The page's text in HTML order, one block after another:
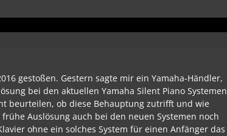
gestoßen. Gestern sagte mir ein Yamaha-Händler,
bei den aktuellen Yamaha Silent Piano Systemen
beurteilen, ob diese Behauptung zutrifft und wie
Auslösung auch bei den neuen Systemen noch
ohne ein solches System für einen Anfänger das